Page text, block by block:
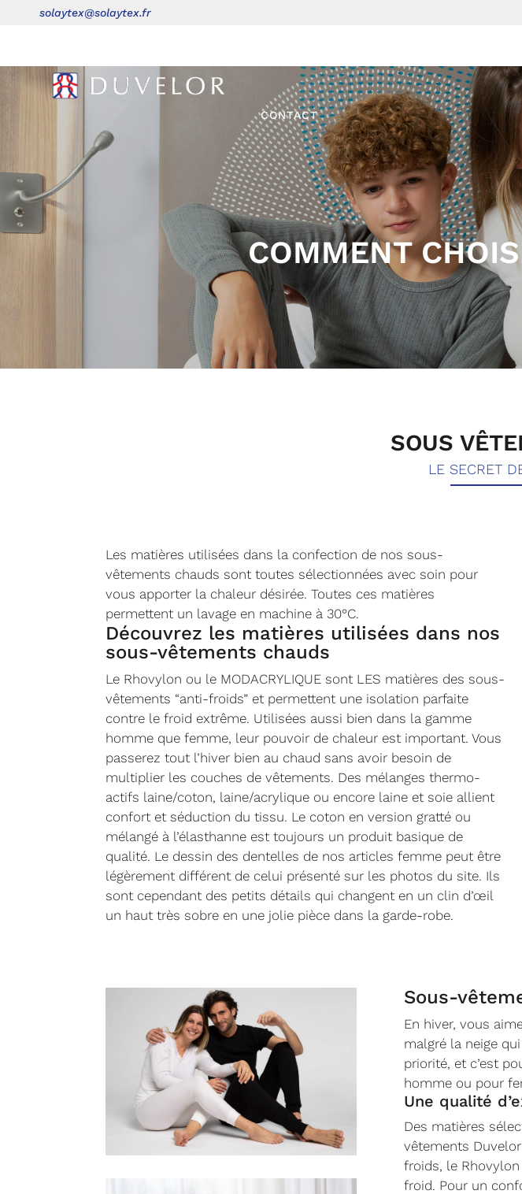
solaytex@solaytex.fr
CONTACT
COMMENT
SOUS
LE SECRET
Les matières utilisées dans la confection de nos sous-
vêtements chauds sont toutes sélectionnées avec soin pour
vous apporter la chaleur désirée. Toutes ces matières
permettent un lavage en machine à 30°C.
Découvrez les matières utilisées dans nos
sous-vêtements chauds
Le Rhovylon ou le MODACRYLIQUE sont LES matières des sous-
vêtements “anti-froids” et permettent une isolation parfaite
contre le froid extrême. Utilisées aussi bien dans la gamme
homme que femme, leur pouvoir de chaleur est important. Vous
passerez tout l’hiver bien au chaud sans avoir besoin de
multiplier les couches de vêtements. Des mélanges thermo-
actifs laine/coton, laine/acrylique ou encore laine et soie allient
confort et séduction du tissu. Le coton en version gratté ou
mélangé à l’élasthanne est toujours un produit basique de
qualité. Le dessin des dentelles de nos articles femme peut être
légèrement différent de celui présenté sur les photos du site. Ils
sont cependant des petits détails qui changent en un clin d’œil
un haut très sobre en une jolie pièce dans la garde-robe.
Sous-
En hiver, vous
malgré la neige
priorité, et c’est
homme ou pour
Une qualité
Des matières
vêtements
froids, le
froid. Pour un